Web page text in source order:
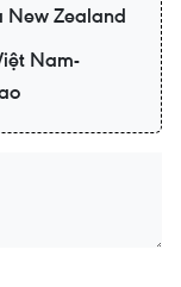
New Zealand
Nam-